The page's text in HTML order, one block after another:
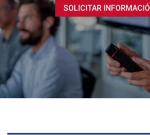
SOLICITAR